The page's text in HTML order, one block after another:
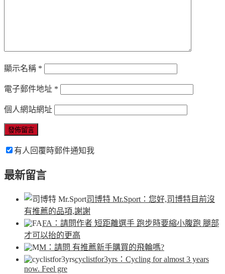
顯示名稱 *
電子郵件地址 *
個人網站網址
有人回覆時郵件通知我
最新留言
司博特 Mr.Sport ：您好,司博特目前沒
有推薦的品項,謝謝
FA ：請問作者 短距離選手 跑步時要縮小腹跑 腿部
才可以抬的更高
M ：請問 有推薦新手購買的飛輪嗎?
cyclistfor3yrs ：Cycling for almost 3 years
now. Feel gre